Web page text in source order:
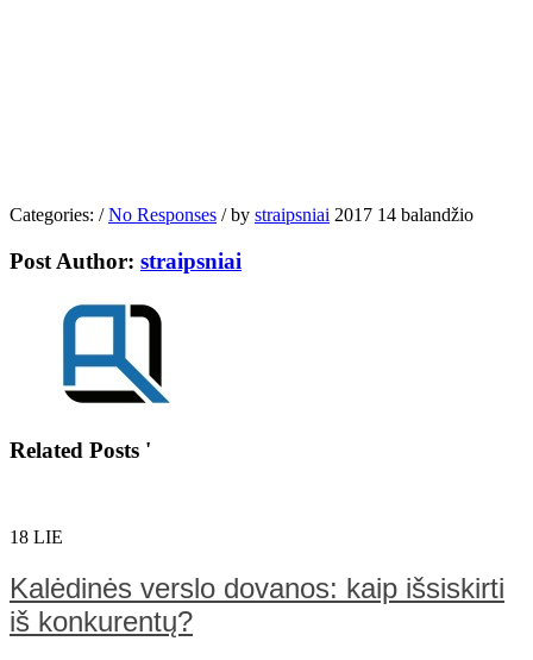
Categories: / No Responses /by straipsniai 2017 14 balandžio
Post Author: straipsniai
Related Posts '
18 LIE
Kalėdinės verslo dovanos: kaip išsiskirti
iš konkurentų?